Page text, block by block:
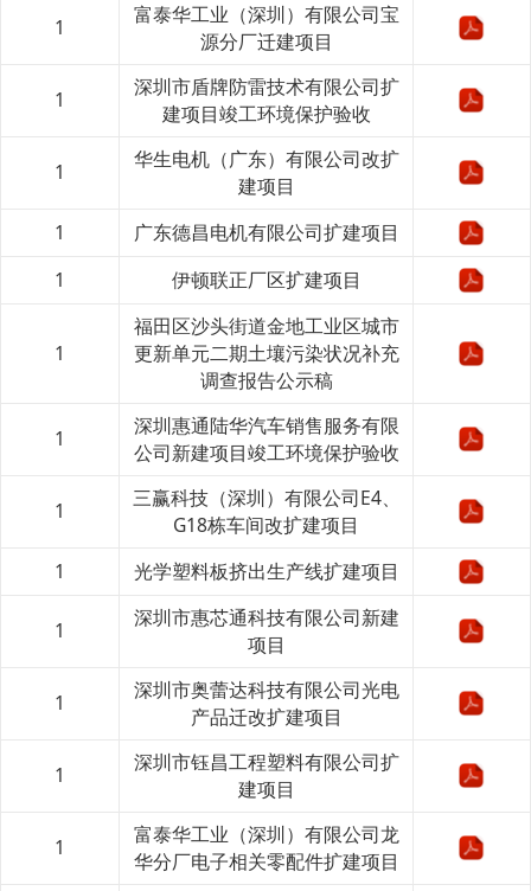
1
富泰华工业（深圳）有限公司宝
源分厂迁建项目
1
深圳市盾牌防雷技术有限公司扩
建项目竣工环境保护验收
1
华生电机（广东）有限公司改扩
建项目
1
广东德昌电机有限公司扩建项目
1
伊顿联正厂区扩建项目
1
福田区沙头街道金地工业区城市
更新单元二期土壤污染状况补充
调查报告公示稿
1
深圳惠通陆华汽车销售服务有限
公司新建项目竣工环境保护验收
1
三赢科技（深圳）有限公司E4、
G18栋车间改扩建项目
1
光学塑料板挤出生产线扩建项目
1
深圳市惠芯通科技有限公司新建
项目
1
深圳市奥蕾达科技有限公司光电
产品迁改扩建项目
1
深圳市钰昌工程塑料有限公司扩
建项目
1
富泰华工业（深圳）有限公司龙
华分厂电子相关零配件扩建项目